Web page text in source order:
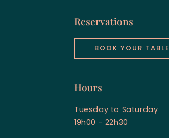
Reservations
BOOK YOUR TABLE
Hours
Tuesday to Saturday
19h00 - 22h30